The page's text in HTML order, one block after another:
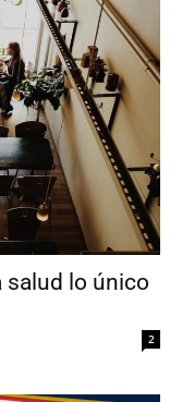
salud lo único
2